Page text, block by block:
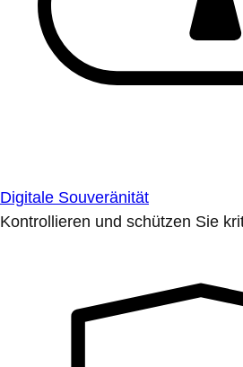
Digitale Souveränität
Kontrollieren und schützen Sie